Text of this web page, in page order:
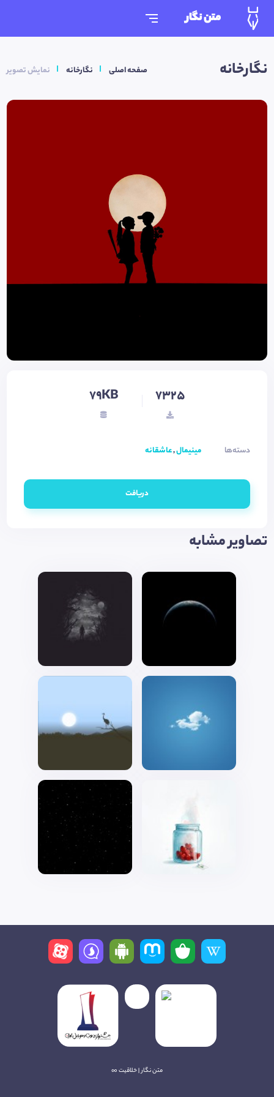
متن نگار
نگارخانه صفحه اصلی نگارخانه نمایش تصویر
7325
79KB
دسته‌ها مینیمال,عاشقانه
دریافت
تصاویر مشابه
متن نگار | خلاقیت ∞